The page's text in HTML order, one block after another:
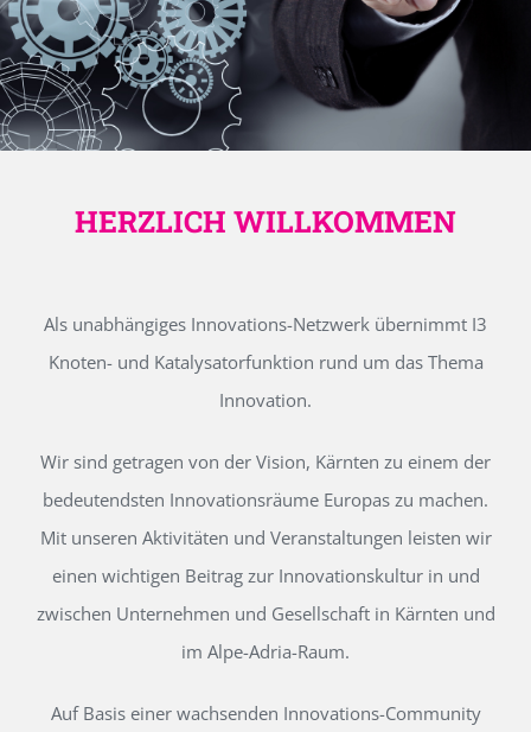
HERZLICH WILLKOMMEN
Als unabhängiges Innovations-Netzwerk übernimmt I3
Knoten- und Katalysatorfunktion rund um das Thema
Innovation.
Wir sind getragen von der Vision, Kärnten zu einem der
bedeutendsten Innovationsräume Europas zu machen.
Mit unseren Aktivitäten und Veranstaltungen leisten wir
einen wichtigen Beitrag zur Innovationskultur in und
zwischen Unternehmen und Gesellschaft in Kärnten und
im Alpe-Adria-Raum.
Auf Basis einer wachsenden Innovations-Community